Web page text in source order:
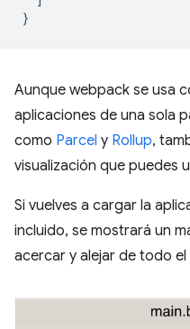
}
Aunque webpack se usa
aplicaciones de una sola
como Parcel y Rollup,
visualización que puedes
Si vuelves a cargar la
incluido, se mostrará un
acercar y alejar de todo